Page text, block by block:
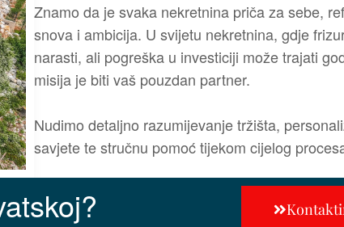
Znamo da je svaka nekretnina priča za sebe,
snova i ambicija. U svijetu nekretnina, gdje
narasti, ali pogreška u investiciji može trajati
misija je biti vaš pouzdan partner.
Nudimo detaljno razumijevanje tržišta,
savjete te stručnu pomoć tijekom cijelog